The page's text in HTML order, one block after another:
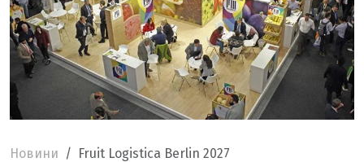
Новини Fruit Logistica Berlin 2027